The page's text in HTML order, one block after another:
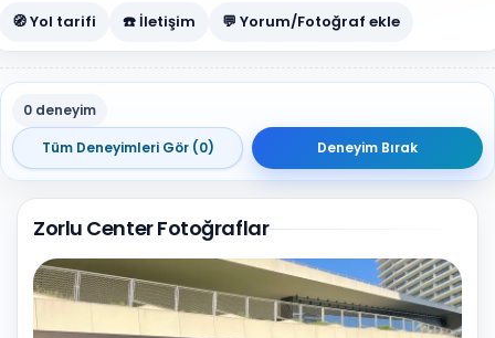
🧭 Yol tarifi ☎️ İletişim 💬 Yorum/Fotoğraf ekle
0 deneyim
Tüm Deneyimleri Gör (0)
Deneyim Bırak
Zorlu Center Fotoğraflar
10Fotoğraf